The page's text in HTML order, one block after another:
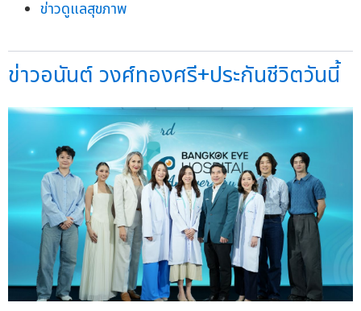
ข่าวดูแลสุขภาพ
ข่าวอนันต์ วงศ์ทองศรี+ประกันชีวิตวันนี้